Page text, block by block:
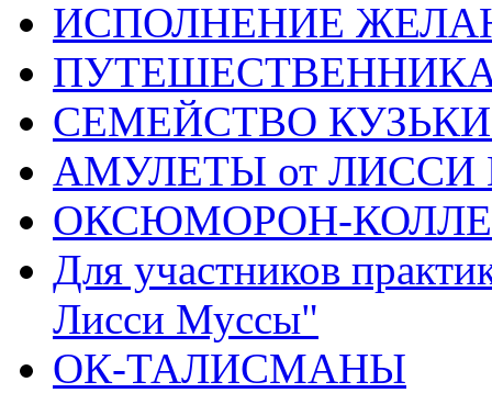
ИСПОЛНЕНИЕ
СЕМЕЙСТВО
АМУЛЕТЫ от
ОКСЮМОРОН-
Для участников
Лисси Муссы"
ОК-ТАЛИСМАНЫ